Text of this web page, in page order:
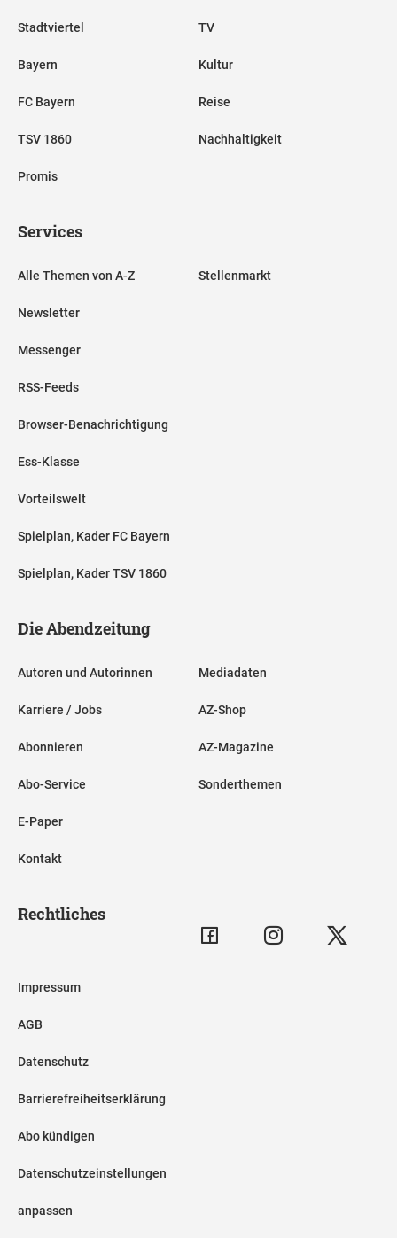
Stadtviertel
Bayern
FC Bayern
TSV 1860
Promis
TV
Kultur
Reise
Nachhaltigkeit
Services
Alle Themen von A-Z
Newsletter
Messenger
RSS-Feeds
Browser-Benachrichtigung
Ess-Klasse
Vorteilswelt
Spielplan, Kader FC Bayern
Spielplan, Kader TSV 1860
Stellenmarkt
Die Abendzeitung
Autoren und Autorinnen
Karriere / Jobs
Abonnieren
Abo-Service
E-Paper
Kontakt
Mediadaten
AZ-Shop
AZ-Magazine
Sonderthemen
Rechtliches
Impressum
AGB
Datenschutz
Barrierefreiheitserklärung
Abo kündigen
Datenschutzeinstellungen
anpassen